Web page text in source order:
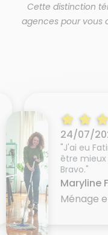
Cette distinction
agences pour vous
24/07/
"J'ai eu
être
Bravo."
Maryline
Ménage